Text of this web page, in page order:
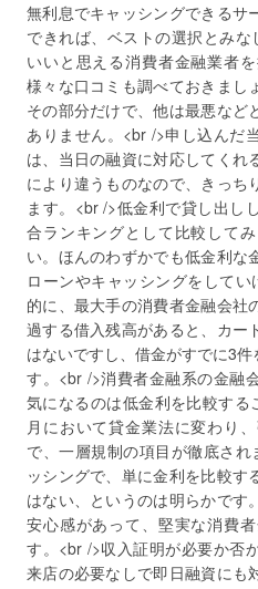
無利息でキャッシングできるサ
できれば、ベストの選択とみ
いいと思える消費者金融業者
様々な口コミも調べておきまし
その部分だけで、他は最悪など
ありません。<br />申し込んだ
は、当日の融資に対応してくれ
により違うものなので、きっち
ます。<br />低金利で貸し出し
合ランキングとして比較して
い。ほんのわずかでも低金利な
ローンやキャッシングをして
的に、最大手の消費者金融会社
過する借入残高があると、カー
はないですし、借金がすでに3
す。<br />消費者金融系の金融
気になるのは低金利を比較す
月において貸金業法に変わり
で、一層規制の項目が徹底さ
ッシングで、単に金利を比較す
はない、というのは明らかです
安心感があって、堅実な消費
す。<br />収入証明が必要か否
来店の必要なしで即日融資にも